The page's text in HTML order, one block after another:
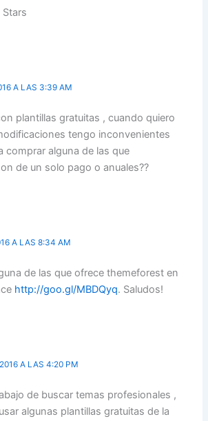
A LAS 3:39 AM
plantillas gratuitas , cuando quiero
tengo inconvenientes
comprar alguna de las que
de un solo pago o anuales??
A LAS 8:34 AM
de las que ofrece themeforest en
http://goo.gl/MBDQyq. Saludos!
A LAS 4:20 PM
de buscar temas profesionales ,
algunas plantillas gratuitas de la